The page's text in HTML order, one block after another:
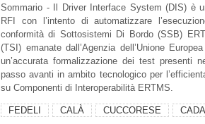
Sommario - Il Driver Interface System (DIS) è
RFI con l’intento di automatizzare
conformità di Sottosistemi Di Bordo (SSB)
(TSI) emanate dall’Agenzia dell’Unione
un’accurata formalizzazione dei test presenti
passo avanti in ambito tecnologico per
su Componenti di Interoperabilità ERTMS.
FEDELI CALÀ CUCCORESE